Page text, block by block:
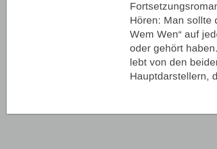
Hören: Man sollte
Wem Wen“ auf
oder gehört
lebt von den